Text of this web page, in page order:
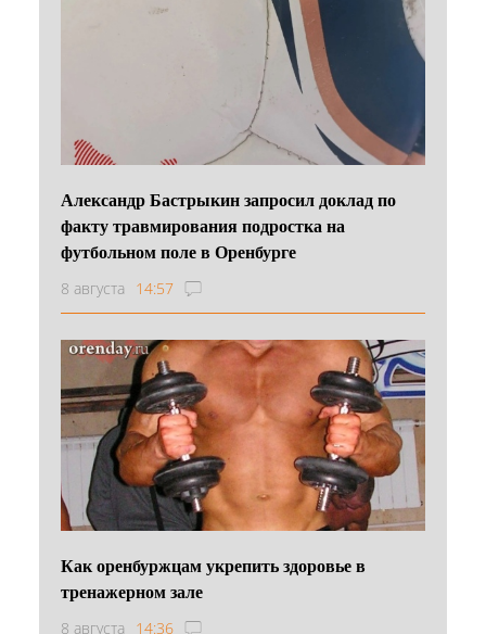
Александр Бастрыкин запросил доклад по
факту травмирования подростка на
футбольном поле в Оренбурге
8 августа 14:57
Как оренбуржцам укрепить здоровье в
тренажерном зале
8 августа 14:36